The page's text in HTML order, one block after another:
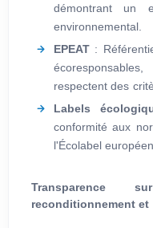
démontrant un
environnemental.
EPEAT:
respectent des
Labels
conformité aux
l'Écolabel européen.
reconditionnement et